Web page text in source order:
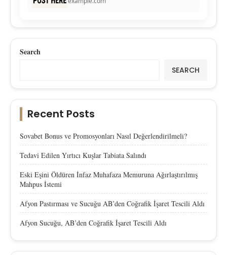
Search
SEARCH
Recent Posts
Sovabet Bonus ve Promosyonları Nasıl Değerlendirilmeli?
Tedavi Edilen Yırtıcı Kuşlar Tabiata Salındı
Eski Eşini Öldüren İnfaz Muhafaza Memuruna Ağırlaştırılmış
Mahpus İstemi
Afyon Pastırması ve Sucuğu AB’den Coğrafik İşaret Tescili Aldı
Afyon Sucuğu, AB’den Coğrafik İşaret Tescili Aldı